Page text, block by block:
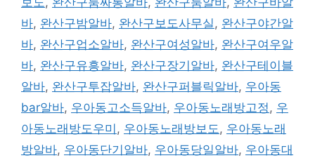
바, 완산구밤알바, 완산구보도사무실, 완산구야간알
바, 완산구업소알바, 완산구여성알바, 완산구여우알
바, 완산구유흥알바, 완산구장기알바, 완산구테이블
알바, 완산구투잡알바, 완산구퍼블릭알바, 우아동
bar알바, 우아동고소득알바, 우아동노래방고정, 우
아동노래방도우미 , 우아동노래방보도, 우아동노래
방알바, 우아동단기알바, 우아동당일알바, 우아동대